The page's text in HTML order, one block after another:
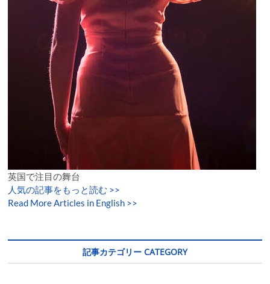
英国で注目の舞台
人気の記事をもっと読む >>
Read More Articles in English >>
記事カテゴリー CATEGORY